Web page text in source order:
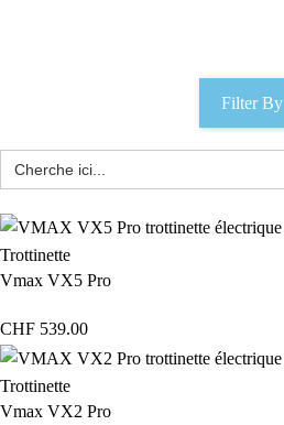
Filter By
Trottinette
Vmax VX5 Pro
CHF 539.00
Trottinette
Vmax VX2 Pro